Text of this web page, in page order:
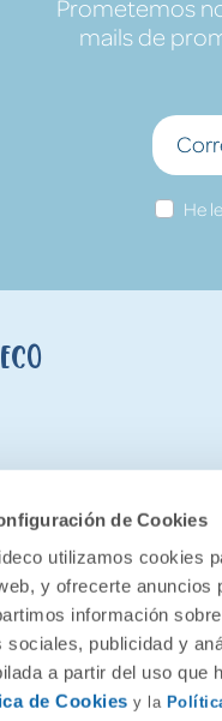
de Cookies
utilizamos cookies
y ofrecerte anuncios
información
sociales, publicidad y
a partir del uso que
de Cookies y la
Prometemos
mails de
He